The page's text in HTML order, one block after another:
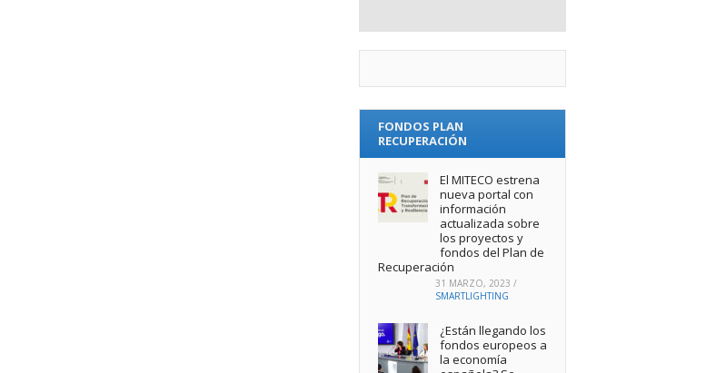
FONDOS PLAN
RECUPERACIÓN
El MITECO estrena
nueva portal con
información
actualizada sobre
los proyectos y
fondos del Plan de
Recuperación
31 MARZO, 2023 /
SMARTLIGHTING
¿Están llegando los
fondos europeos a
la economía